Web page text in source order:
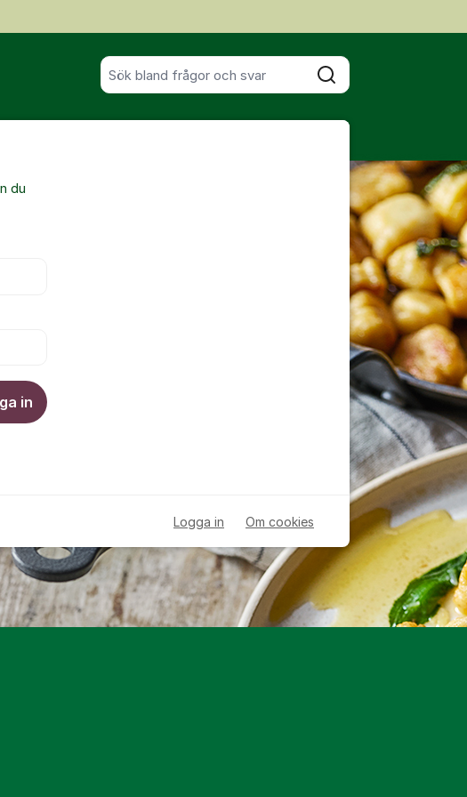
Sök bland alla inlägg
Sök
du
in
Logga in Om cookies